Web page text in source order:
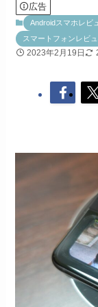
広告
Androidスマホレビ
スマートフォンレビ
2023年2月19日